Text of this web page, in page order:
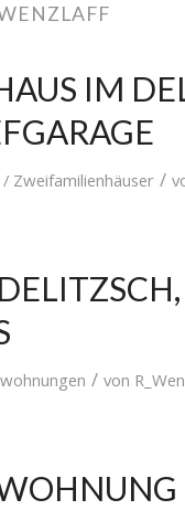
IM
/ Zweifamilienhäuser /
/ von